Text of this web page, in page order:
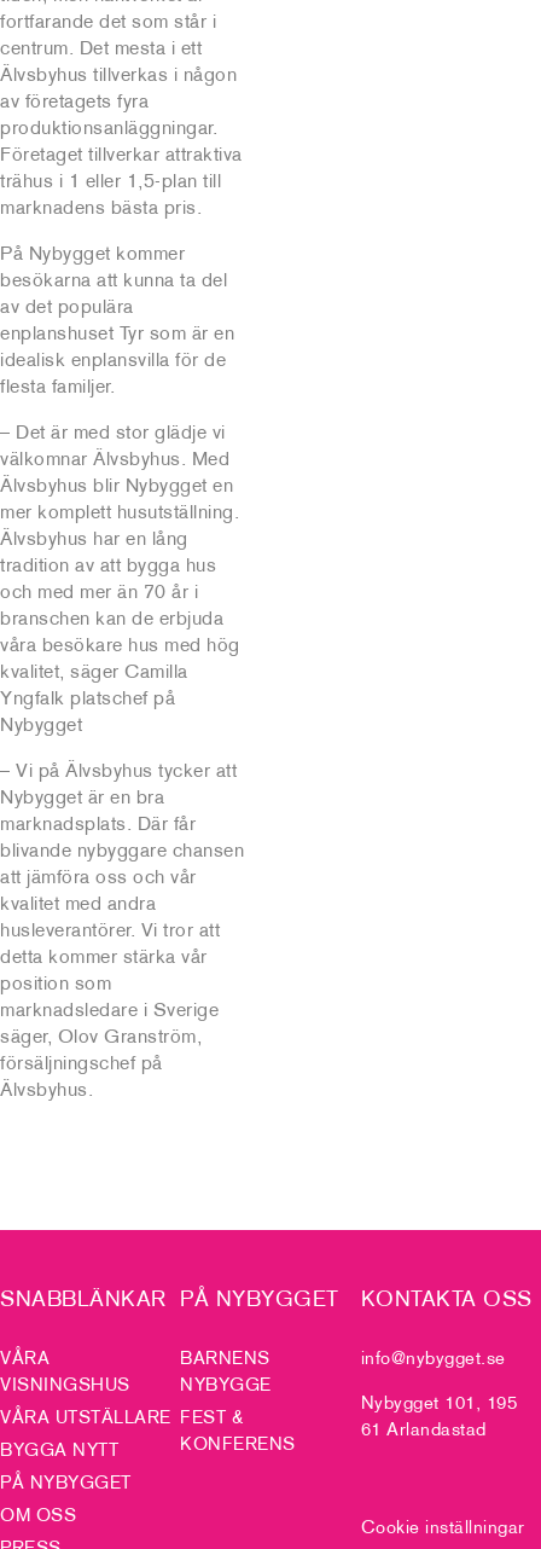
fortfarande det som står i
centrum. Det mesta i ett
Älvsbyhus tillverkas i någon
av företagets fyra
produktionsanläggningar.
Företaget tillverkar attraktiva
trähus i 1 eller 1,5-plan till
marknadens bästa pris.
På Nybygget kommer
besökarna att kunna ta del
av det populära
enplanshuset Tyr som är en
idealisk enplansvilla för de
flesta familjer.
– Det är med stor glädje vi
välkomnar Älvsbyhus. Med
Älvsbyhus blir Nybygget en
mer komplett husutställning.
Älvsbyhus har en lång
tradition av att bygga hus
och med mer än 70 år i
branschen kan de erbjuda
våra besökare hus med hög
kvalitet, säger Camilla
Yngfalk platschef på
Nybygget
– Vi på Älvsbyhus tycker att
Nybygget är en bra
marknadsplats. Där får
blivande nybyggare chansen
att jämföra oss och vår
kvalitet med andra
husleverantörer. Vi tror att
detta kommer stärka vår
position som
marknadsledare i Sverige
säger, Olov Granström,
försäljningschef på
Älvsbyhus.
SNABBLÄNKAR
VÅRA
VISNINGSHUS
VÅRA UTSTÄLLARE
BYGGA NYTT
PÅ NYBYGGET
OM OSS
PÅ NYBYGGET
BARNENS
NYBYGGE
FEST &
KONFERENS
KONTAKTA OSS
info@nybygget.se
Nybygget 101, 195
61 Arlandastad
Cookie inställningar